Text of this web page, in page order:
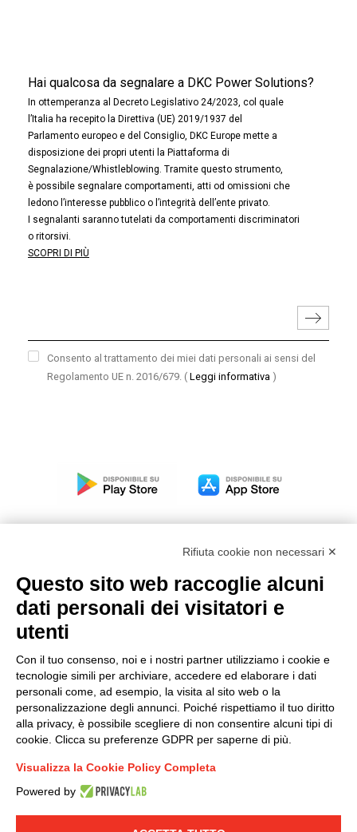
Hai qualcosa da segnalare a DKC Power Solutions?
In ottemperanza al Decreto Legislativo 24/2023, col quale
l’Italia ha recepito la Direttiva (UE) 2019/1937 del
Parlamento europeo e del Consiglio, DKC Europe mette a
disposizione dei propri utenti la Piattaforma di
Segnalazione/Whistleblowing. Tramite questo strumento,
è possibile segnalare comportamenti, atti od omissioni che
ledono l’interesse pubblico o l’integrità dell’ente privato.
I segnalanti saranno tutelati da comportamenti discriminatori
o ritorsivi.
SCOPRI DI PIÙ
Consento al trattamento dei miei dati personali ai sensi del
Regolamento UE n. 2016/679. ( Leggi informativa )
LINKEDIN YOUTUBE
Modello organizzativo, gestione e controllo – D. lgs.
231/2001
Condizioni generali di vendita DKC Power Solutions
Condizioni generali di acquisto
Codice etico
Rifiuta cookie non necessari ✕
Questo sito web raccoglie alcuni
dati personali dei visitatori e
utenti
Con il tuo consenso, noi e i nostri partner utilizziamo i cookie e
tecnologie simili per archiviare, accedere ed elaborare i dati
personali come, ad esempio, la visita al sito web o la
personalizzazione degli annunci. Poiché rispettiamo il tuo diritto
alla privacy, è possibile scegliere di non consentire alcuni tipi di
cookie. Clicca su preferenze GDPR per saperne di più.
Visualizza la Cookie Policy Completa
Powered by